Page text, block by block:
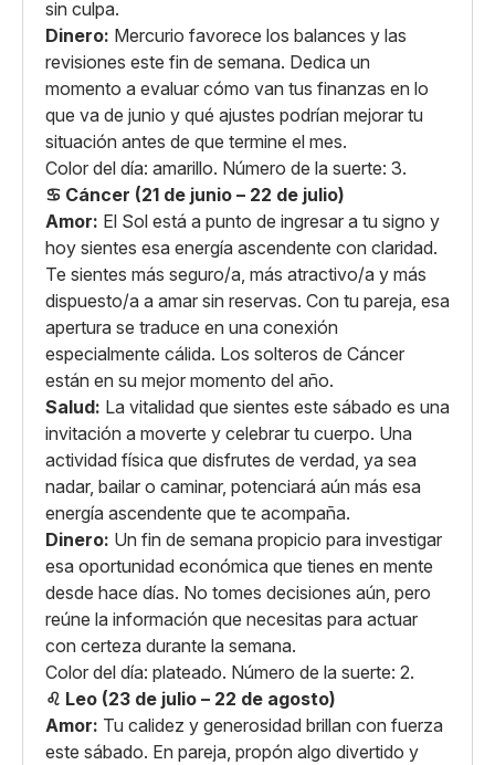
sin culpa.
Dinero: Mercurio favorece los balances y las
revisiones este fin de semana. Dedica un
momento a evaluar cómo van tus finanzas en lo
que va de junio y qué ajustes podrían mejorar tu
situación antes de que termine el mes.
Color del día: amarillo. Número de la suerte: 3.
♋ Cáncer (21 de junio – 22 de julio)
Amor: El Sol está a punto de ingresar a tu signo y
hoy sientes esa energía ascendente con claridad.
Te sientes más seguro/a, más atractivo/a y más
dispuesto/a a amar sin reservas. Con tu pareja, esa
apertura se traduce en una conexión
especialmente cálida. Los solteros de Cáncer
están en su mejor momento del año.
Salud: La vitalidad que sientes este sábado es una
invitación a moverte y celebrar tu cuerpo. Una
actividad física que disfrutes de verdad, ya sea
nadar, bailar o caminar, potenciará aún más esa
energía ascendente que te acompaña.
Dinero: Un fin de semana propicio para investigar
esa oportunidad económica que tienes en mente
desde hace días. No tomes decisiones aún, pero
reúne la información que necesitas para actuar
con certeza durante la semana.
Color del día: plateado. Número de la suerte: 2.
♌ Leo (23 de julio – 22 de agosto)
Amor: Tu calidez y generosidad brillan con fuerza
este sábado. En pareja, propón algo divertido y